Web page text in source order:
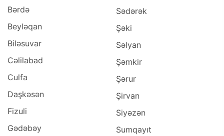
Bərdə
Beyləqan
Biləsuvar
Cəlilabad
Culfa
Daşkəsən
Fizuli
Gədəbəy
Sədərək
Şəki
Səlyan
Şəmkir
Şərur
Şirvan
Siyəzən
Sumqayıt